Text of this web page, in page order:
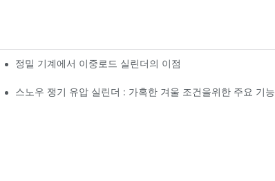
정밀 기계에서 이중로드 실린더의 이점
스노우 쟁기 유압 실린더 : 가혹한 겨울 조건을위한 주요 기능